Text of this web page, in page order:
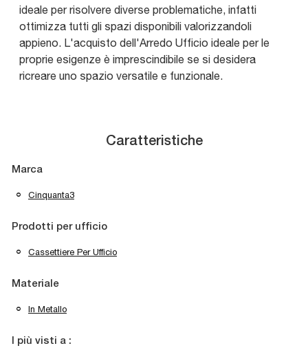
ideale per risolvere diverse problematiche, infatti
ottimizza tutti gli spazi disponibili valorizzandoli
appieno. L'acquisto dell'Arredo Ufficio ideale per le
proprie esigenze è imprescindibile se si desidera
ricreare uno spazio versatile e funzionale.
Caratteristiche
Marca
Cinquanta3
Prodotti per ufficio
Cassettiere Per Ufficio
Materiale
In Metallo
I più visti a :